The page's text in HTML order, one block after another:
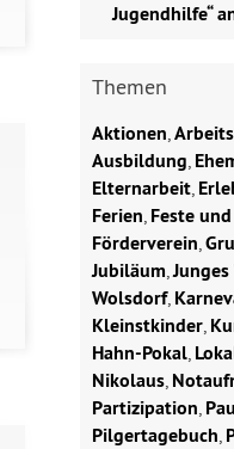
Jugendhilfe“
Themen
Aktionen,
Ausbildung,
Elternarbeit,
Ferien, Feste
Förderverein,
Jubiläum,
Wolsdorf,
Kleinstkinder,
Hahn-Pokal,
Nikolaus,
Partizipation,
Pilgertagebuch,